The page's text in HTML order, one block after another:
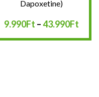
Dapoxetine)
9.990Ft –43.990Ft
-